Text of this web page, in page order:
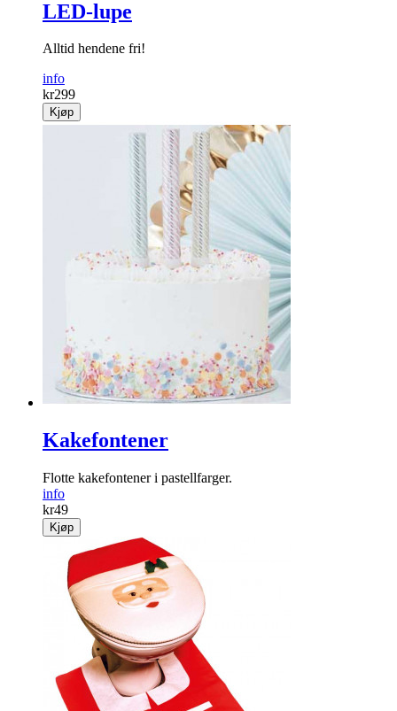
LED-lupe
Alltid hendene fri!
info
kr299
Kjøp
Kakefontener
Flotte kakefontener i pastellfarger.
info
kr49
Kjøp